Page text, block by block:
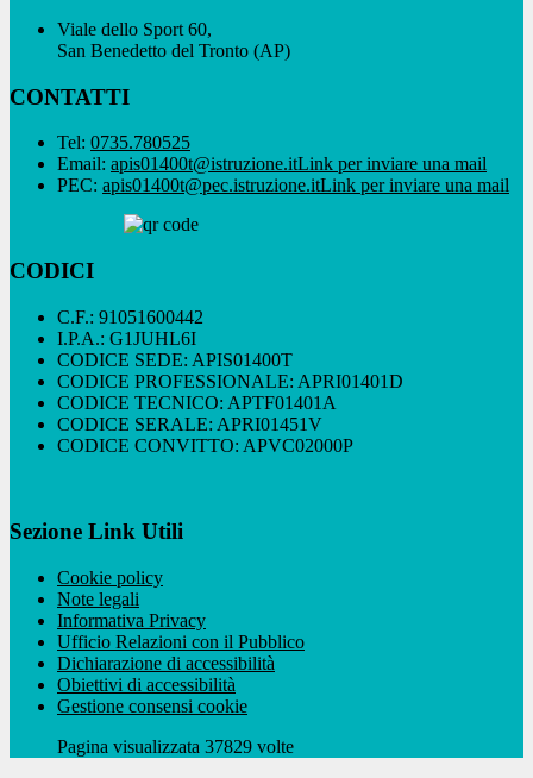
Viale dello Sport 60,
San Benedetto del Tronto (AP)
CONTATTI
Tel: 0735.780525
Email: apis01400t@istruzione.itLink per inviare una mail
PEC: apis01400t@pec.istruzione.itLink per inviare una mail
CODICI
C.F.: 91051600442
I.P.A.: G1JUHL6I
CODICE SEDE: APIS01400T
CODICE PROFESSIONALE: APRI01401D
CODICE TECNICO: APTF01401A
CODICE SERALE: APRI01451V
CODICE CONVITTO: APVC02000P
Sezione Link Utili
Cookie policy
Note legali
Informativa Privacy
Ufficio Relazioni con il Pubblico
Dichiarazione di accessibilità
Obiettivi di accessibilità
Gestione consensi cookie
Pagina visualizzata 37829 volte